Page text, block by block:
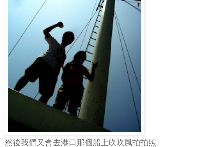
然後我們又會去港口那個船上吹吹風拍拍照